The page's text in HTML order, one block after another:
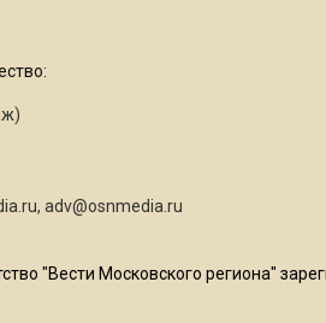
, adv@osnmedia.ru
"Вести Московского региона"